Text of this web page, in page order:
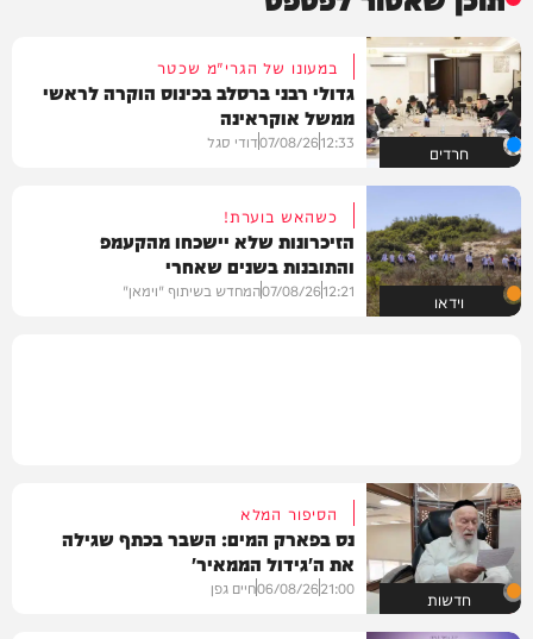
חרדים
במעונו של הגרי"מ שכטר
גדולי רבני ברסלב בכינוס הוקרה לראשי
ממשל אוקראינה
12:33
07/08/26דודי סגל
וידאו
כשהאש בוערת!
הזיכרונות שלא יישכחו מהקעמפ
והתובנות בשנים שאחרי
12:21
07/08/26המחדש בשיתוף "וימאן"
חדשות
הסיפור המלא
נס בפארק המים: השבר בכתף שגילה
את ה'גידול הממאיר'
21:00
06/08/26חיים גפן